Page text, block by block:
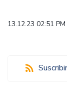
13.12.23 02:51 PM